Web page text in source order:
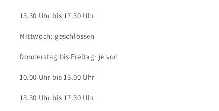
13.30 Uhr bis 17.30 Uhr
Mittwoch: geschlossen
Donnerstag bis Freitag: je von
10.00 Uhr bis 13.00 Uhr
13.30 Uhr bis 17.30 Uhr